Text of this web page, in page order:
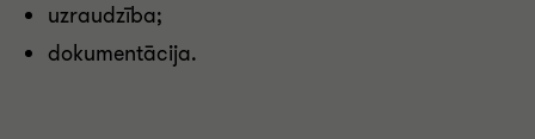
uzraudzība;
dokumentācija.